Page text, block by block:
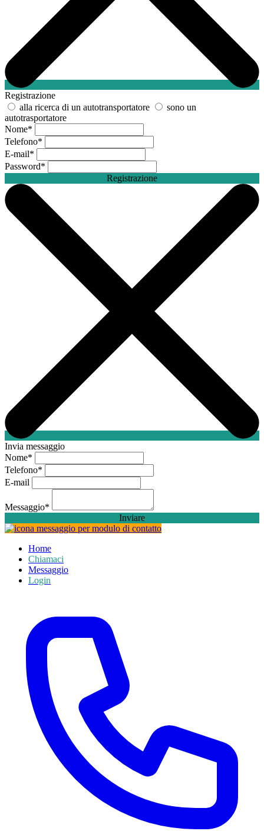
Registrazione
alla ricerca di un autotransportatore
sono un
autotrasportatore
Nome*
Telefono*
E-mail*
Password*
Registrazione
Invia messaggio
Nome*
Telefono*
E-mail
Messaggio*
Inviare
Home
Chiamaci
Messaggio
Login